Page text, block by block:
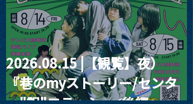
2026.08.15 |【観覧】夜）
『巷のmyストーリー/センタ